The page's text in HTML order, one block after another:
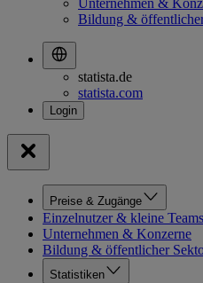
Unternehmen &
Bildung &
statista.de
statista.com
Preise & Zugänge
Einzelnutzer & kleine Teams
Unternehmen & Konzerne
Bildung & öffentlicher
Statistiken